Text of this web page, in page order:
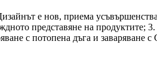
е нов, приема
представяне на продуктите;
с потопена дъга и заваряване